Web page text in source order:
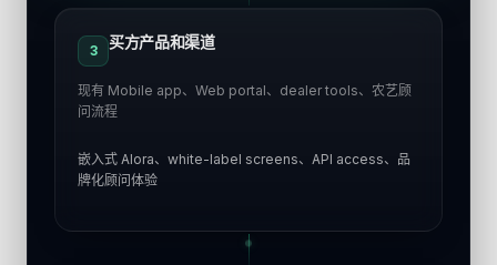
3 买方产品和渠道
现有 Mobile app、Web portal、dealer tools、农艺顾
问流程
嵌入式 Alora、white-label screens、API access、品
牌化顾问体验